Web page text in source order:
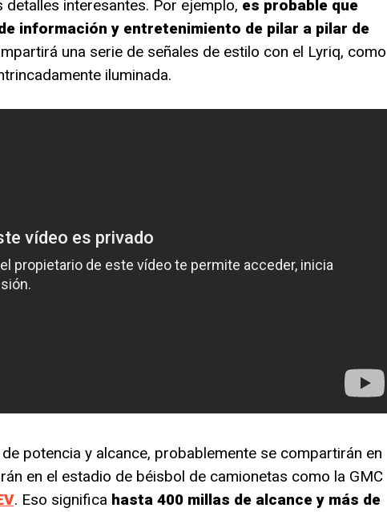
detalles interesantes. Por ejemplo, es probable que
información y entretenimiento de pilar a pilar de
una serie de señales de estilo con el Lyriq, como
iluminada.
potencia y alcance, probablemente se compartirán en
en el estadio de béisbol de camionetas como la GMC
. Eso significa hasta 400 millas de alcance y más de